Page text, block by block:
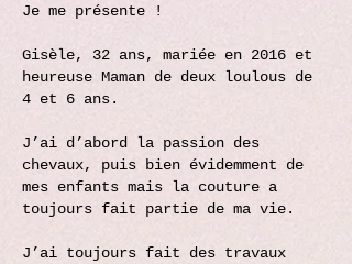
Je me présente !
Gisèle, 32 ans, mariée en 2016 et
heureuse Maman de deux loulous de
4 et 6 ans.
J’ai d’abord la passion des
chevaux, puis bien évidemment de
mes enfants mais la couture a
toujours fait partie de ma vie.​
J’ai toujours fait des travaux